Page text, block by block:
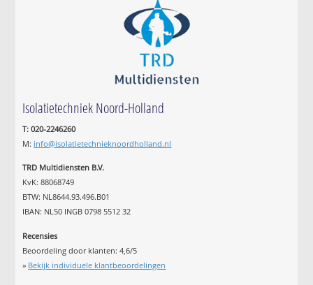
Isolatietechniek Noord-Holland
T: 020-2246260
M: info@isolatietechnieknoordholland.nl
TRD Multidiensten B.V.
KvK: 88068749
BTW: NL8644.93.496.B01
IBAN: NL50 INGB 0798 5512 32
Recensies
Beoordeling door klanten:4,6/5
» Bekijk individuele klantbeoordelingen